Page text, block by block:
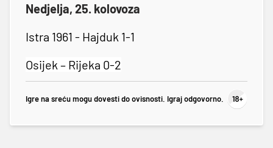
Nedjelja, 25. kolovoza
Istra 1961 - Hajduk 1-1
Osijek – Rijeka 0-2
Igre na sreću mogu dovesti do ovisnosti. Igraj odgovorno.